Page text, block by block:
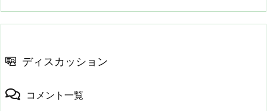
ディスカッション
コメント一覧